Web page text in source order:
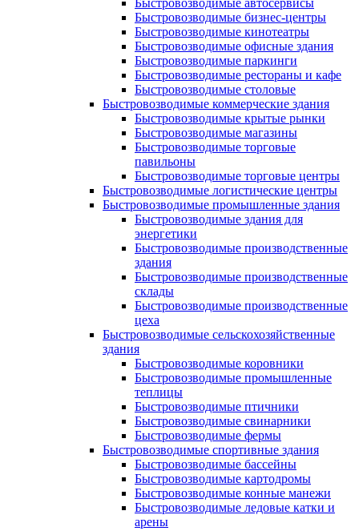
Быстровозводимые автосервисы
Быстровозводимые бизнес-центры
Быстровозводимые кинотеатры
Быстровозводимые офисные здания
Быстровозводимые паркинги
Быстровозводимые рестораны и кафе
Быстровозводимые столовые
Быстровозводимые коммерческие здания
Быстровозводимые крытые рынки
Быстровозводимые магазины
Быстровозводимые торговые
павильоны
Быстровозводимые торговые центры
Быстровозводимые логистические центры
Быстровозводимые промышленные здания
Быстровозводимые здания для
энергетики
Быстровозводимые производственные
здания
Быстровозводимые производственные
склады
Быстровозводимые производственные
цеха
Быстровозводимые сельскохозяйственные
здания
Быстровозводимые коровники
Быстровозводимые промышленные
теплицы
Быстровозводимые птичники
Быстровозводимые свинарники
Быстровозводимые фермы
Быстровозводимые спортивные здания
Быстровозводимые бассейны
Быстровозводимые картодромы
Быстровозводимые конные манежи
Быстровозводимые ледовые катки и
арены